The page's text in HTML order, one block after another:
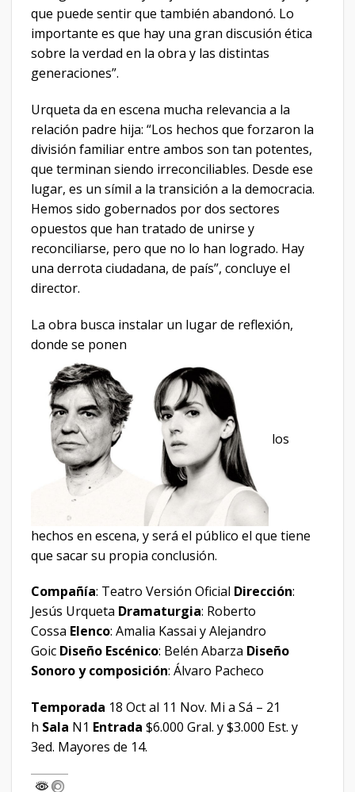
que puede sentir que también abandonó. Lo
importante es que hay una gran discusión ética
sobre la verdad en la obra y las distintas
generaciones”.
Urqueta da en escena mucha relevancia a la
relación padre hija: “Los hechos que forzaron la
división familiar entre ambos son tan potentes,
que terminan siendo irreconciliables. Desde ese
lugar, es un símil a la transición a la democracia.
Hemos sido gobernados por dos sectores
opuestos que han tratado de unirse y
reconciliarse, pero que no lo han logrado. Hay
una derrota ciudadana, de país”, concluye el
director.
La obra busca instalar un lugar de reflexión,
donde se ponen
los
hechos en escena, y será el público el que tiene
que sacar su propia conclusión.
Compañía: Teatro Versión Oficial Dirección:
Jesús Urqueta Dramaturgia: Roberto
Cossa Elenco: Amalia Kassai y Alejandro
Goic Diseño Escénico: Belén Abarza Diseño
Sonoro y composición: Álvaro Pacheco
Temporada 18 Oct al 11 Nov. Mi a Sá – 21
h Sala N1 Entrada $6.000 Gral. y $3.000 Est. y
3ed. Mayores de 14.